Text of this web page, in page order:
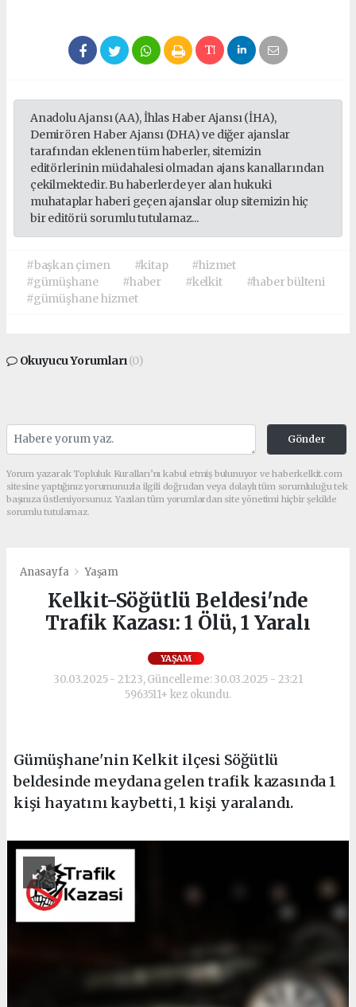
Anadolu Ajansı (AA), İhlas Haber Ajansı (İHA),
Demirören Haber Ajansı (DHA) ve diğer ajanslar
tarafından eklenen tüm haberler, sitemizin
editörlerinin müdahalesi olmadan ajans kanallarından
çekilmektedir. Bu haberlerde yer alan hukuki
muhataplar haberi geçen ajanslar olup sitemizin hiç
bir editörü sorumlu tutulamaz...
#başkan çimen #kitap
#hizmet
#gümüşhane
#haber #kelkit
#haber bülteni
#gümüşhane hizmet
Okuyucu Yorumları(0)
Gönder
Yorum yazarak Topluluk Kuralları’nı kabul etmiş bulunuyor ve haberkelkit.com
sitesine yaptığınız yorumunuzla ilgili doğrudan veya dolaylı tüm sorumluluğu tek
başınıza üstleniyorsunuz. Yazılan tüm yorumlardan site yönetimi hiçbir şekilde
sorumlu tutulamaz.
Anasayfa Yaşam
Kelkit-Söğütlü Beldesi'nde
Trafik Kazası: 1 Ölü, 1 Yaralı
YAŞAM
30.03.2025 - 21:23, Güncelleme: 30.03.2025 - 23:21
5963511+ kez okundu.
Gümüşhane'nin Kelkit ilçesi Söğütlü
beldesinde meydana gelen trafik kazasında 1
kişi hayatını kaybetti, 1 kişi yaralandı.